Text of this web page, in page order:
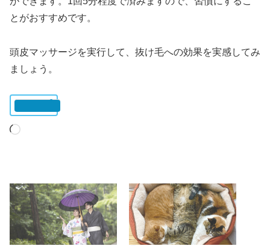
とがおすすめです。
頭皮マッサージを実行して、抜け毛への効果を実感してみ
ましょう。
読
み
中…